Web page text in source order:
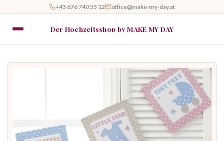
+43 676 740 55 12 office@make-my-day.at
Der Hochzeitsshop by MAKE MY DAY